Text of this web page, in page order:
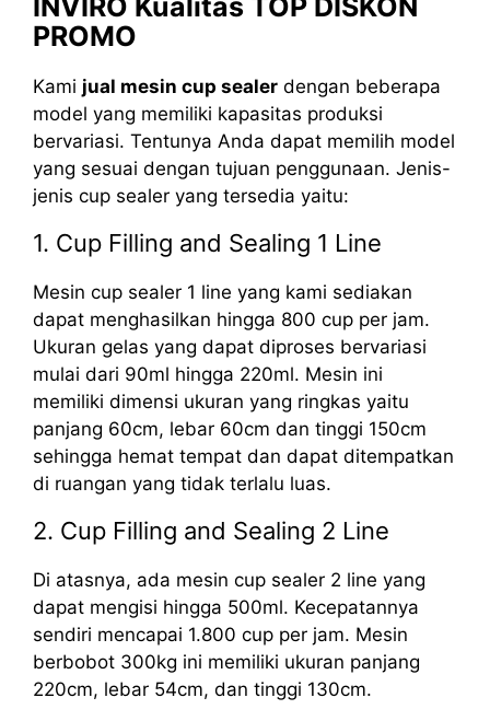
PROMO
Kami jual mesin cup sealer dengan beberapa
model yang memiliki kapasitas produksi
bervariasi. Tentunya Anda dapat memilih model
yang sesuai dengan tujuan penggunaan. Jenis-
jenis cup sealer yang tersedia yaitu:
1. Cup Filling and Sealing 1 Line
Mesin cup sealer 1 line yang kami sediakan
dapat menghasilkan hingga 800 cup per jam.
Ukuran gelas yang dapat diproses bervariasi
mulai dari 90ml hingga 220ml. Mesin ini
memiliki dimensi ukuran yang ringkas yaitu
panjang 60cm, lebar 60cm dan tinggi 150cm
sehingga hemat tempat dan dapat ditempatkan
di ruangan yang tidak terlalu luas.
2. Cup Filling and Sealing 2 Line
Di atasnya, ada mesin cup sealer 2 line yang
dapat mengisi hingga 500ml. Kecepatannya
sendiri mencapai 1.800 cup per jam. Mesin
berbobot 300kg ini memiliki ukuran panjang
220cm, lebar 54cm, dan tinggi 130cm.